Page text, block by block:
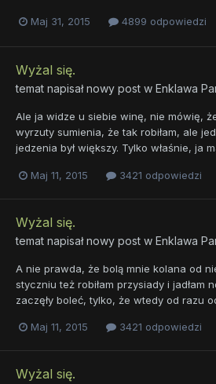
Maj 31, 2015 4899 odpowiedzi
Wyżal się.
temat napisał nowy post w Enklawa
Ale ja widze u siebie winę, nie mówię,
wyrzuty sumienia, że tak robiłam, ale
jedzenia był większy. Tylko właśnie, ja
Maj 11, 2015 3421 odpowiedzi
Wyżal się.
temat napisał nowy post w Enklawa
A nie prawda, że bolą mnie kolana od
styczniu też robiłam przysiady i jadłam
zaczęły boleć, tylko, że wtedy od razu
Maj 11, 2015 3421 odpowiedzi
Wyżal się.